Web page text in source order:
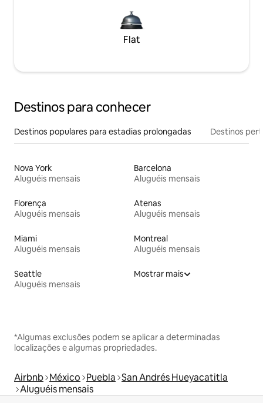
Flat
Destinos para conhecer
Destinos populares para estadias prolongadas Destinos
Nova York
Aluguéis mensais
Barcelona
Aluguéis mensais
Florença
Aluguéis mensais
Atenas
Aluguéis mensais
Miami
Aluguéis mensais
Montreal
Aluguéis mensais
Seattle
Aluguéis mensais
Mostrar mais
*Algumas exclusões podem se aplicar a determinadas
localizações e algumas propriedades.
Airbnb México Puebla San Andrés Hueyacatitla
Aluguéis mensais